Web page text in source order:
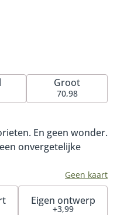
En geen wonder.
onvergetelijke
van roze
Eustoma. Met recht
onvergetelijke dag
verrassing compleet
Groot
70,98
Geen kaart
Eigen ontwerp
+3,99